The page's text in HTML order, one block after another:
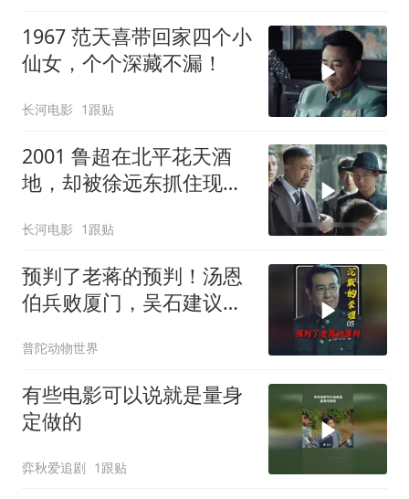
1967 范天喜带回家四个小
仙女，个个深藏不漏！
长河电影 1跟贴
2001 鲁超在北平花天酒
地，却被徐远东抓住现
长河电影 1跟贴
预判了老蒋的预判！汤恩
伯兵败厦门，吴石建议调
普陀动物世界
有些电影可以说就是量身
定做的
弈秋爱追剧 1跟贴